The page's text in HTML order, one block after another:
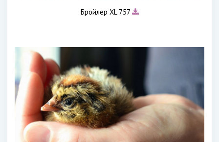
Бройлер XL 757